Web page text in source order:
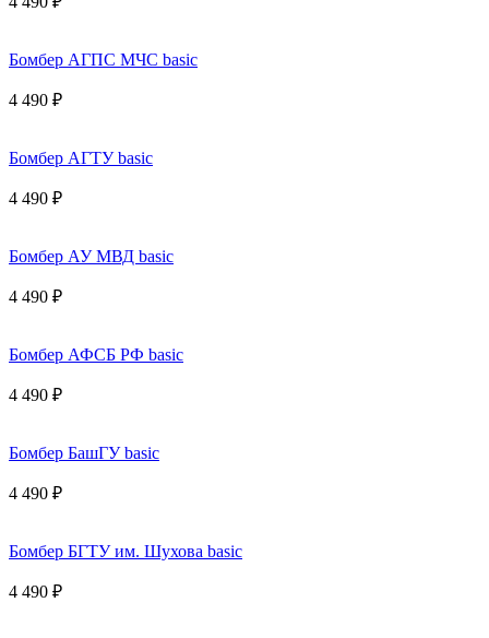
Бомбер АГПС МЧС basic
4 490 ₽
Бомбер АГТУ basic
4 490 ₽
Бомбер АУ МВД basic
4 490 ₽
Бомбер АФСБ РФ basic
4 490 ₽
Бомбер БашГУ basic
4 490 ₽
Бомбер БГТУ им. Шухова basic
4 490 ₽